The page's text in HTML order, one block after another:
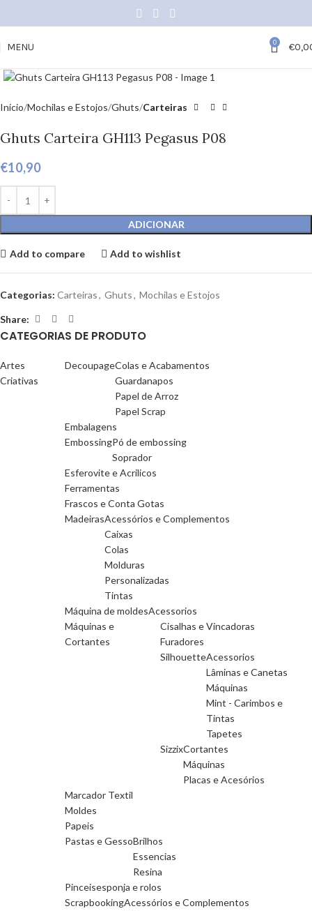
MENU 0 €
Início Mochilas e Estojos Ghuts Carteiras
Ghuts Carteira GH113 Pegasus P08
€10,90
ADICIONAR
Add to compare Add to wishlist
Categorias: Carteiras, Ghuts, Mochilas e Estojos
Share:
CATEGORIAS DE PRODUTO
Artes
Criativas
DecoupageColas e Acabamentos
Guardanapos
Papel de Arroz
Papel Scrap
Embalagens
EmbossingPó de embossing
Soprador
Esferovite e Acrilicos
Ferramentas
Frascos e Conta Gotas
MadeirasAcessórios e Complementos
Caixas
Colas
Molduras
Personalizadas
Tintas
Máquina de moldesAcessorios
Máquinas e
Cortantes
Cisalhas e Vincadoras
Furadores
SilhouetteAcessorios
Lâminas e Canetas
Máquinas
Mint - Carimbos e
Tintas
Tapetes
SizzixCortantes
Máquinas
Placas e Acesórios
Marcador Textil
Moldes
Papeis
Pastas e GessoBrilhos
Essencias
Resina
Pinceisesponja e rolos
ScrapbookingAcessórios e Complementos